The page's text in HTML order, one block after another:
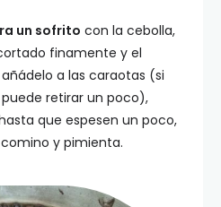
un sofrito con la cebolla,
finamente y el
a las caraotas (si
retirar un poco),
que espesen un poco,
y pimienta.